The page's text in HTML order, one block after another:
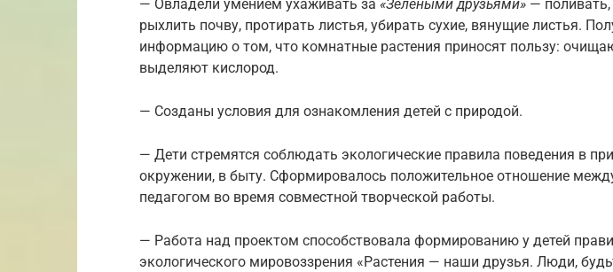
— Овладели умением ухаживать за «Зелёными друзьями» —
рыхлить почву, протирать листья, убирать сухие, вянущие листья.
информацию о том, что комнатные растения приносят пользу:
выделяют кислород.
— Созданы условия для ознакомления детей с природой.
— Дети стремятся соблюдать экологические правила поведения в
окружении, в быту. Сформировалось положительное отношение
педагогом во время совместной творческой работы.
— Работа над проектом способствовала формированию у детей
экологического мировоззрения «Растения — наши друзья. Люди,